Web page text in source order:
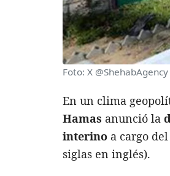
Foto: X @ShehabAgency
En un clima
Hamas anunció la
interino a cargo del
siglas en inglés).